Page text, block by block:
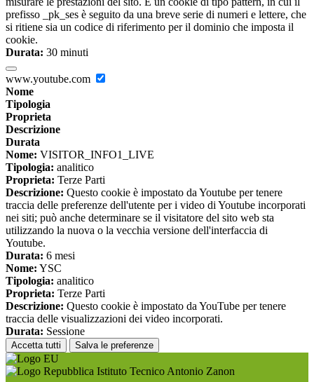
prefisso _pk_ses è seguito da una breve serie di numeri e lettere, che
si ritiene sia un codice di riferimento per il dominio che imposta il
cookie.
Durata: 30 minuti
www.youtube.com
Nome
Tipologia
Proprieta
Descrizione
Durata
Nome: VISITOR_INFO1_LIVE
Tipologia: analitico
Proprieta: Terze Parti
Descrizione: Questo cookie è impostato da Youtube per tenere
traccia delle preferenze dell'utente per i video di Youtube incorporati
nei siti; può anche determinare se il visitatore del sito web sta
utilizzando la nuova o la vecchia versione dell'interfaccia di
Youtube.
Durata: 6 mesi
Nome: YSC
Tipologia: analitico
Proprieta: Terze Parti
Descrizione: Questo cookie è impostato da YouTube per tenere
traccia delle visualizzazioni dei video incorporati.
Durata: Sessione
Accetta tutti Salva le preferenze
Istituto Tecnico Antonio Zanon